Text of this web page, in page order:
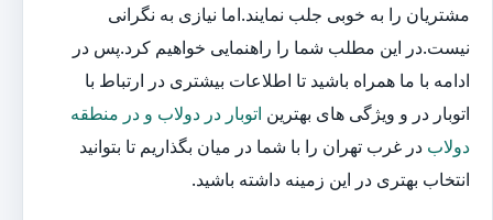
مشتریان را به خوبی جلب نمایند.اما نیازی به نگرانی
نیست.در این مطلب شما را راهنمایی خواهیم کرد.پس در
ادامه با ما همراه باشید تا اطلاعات بیشتری در ارتباط با
اتوبار در و ویژگی های بهترین اتوبار در دولاب و در منطقه
دولاب در غرب تهران را با شما در میان بگذاریم تا بتوانید
انتخاب بهتری در این زمینه داشته باشید.